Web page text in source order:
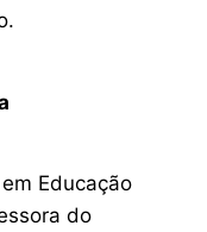
Educação
do